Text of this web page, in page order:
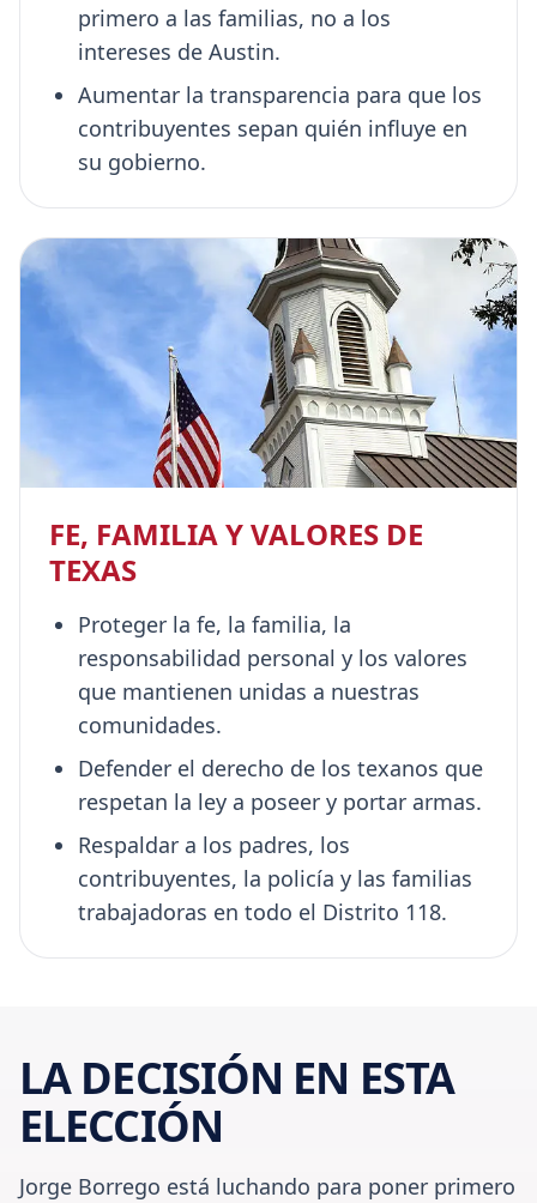
primero a las familias, no a los
intereses de Austin.
Aumentar la transparencia para que los
contribuyentes sepan quién influye en
su gobierno.
FE, FAMILIA Y VALORES DE
TEXAS
Proteger la fe, la familia, la
responsabilidad personal y los valores
que mantienen unidas a nuestras
comunidades.
Defender el derecho de los texanos que
respetan la ley a poseer y portar armas.
Respaldar a los padres, los
contribuyentes, la policía y las familias
trabajadoras en todo el Distrito 118.
LA DECISIÓN EN ESTA
ELECCIÓN
Jorge Borrego está luchando para poner primero